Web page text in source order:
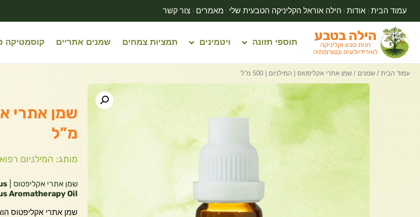
עמוד הבית אודות הילה אוראל הקליניקה הטבעית שלי מאמרים צור קשר
תוספי תזונה ויטמינים תמציות צמחים שמנים אתריים קוסמטיקה
עמוד הבית / שמנים / שמן אתרי אקליפטוס | המילניום | 500 מ”ל
מ”ל
מותג: המילניום
שמן אתרי אקליפטוס |
Aromatherapy Oil
שמן אתרי אקליפטוס